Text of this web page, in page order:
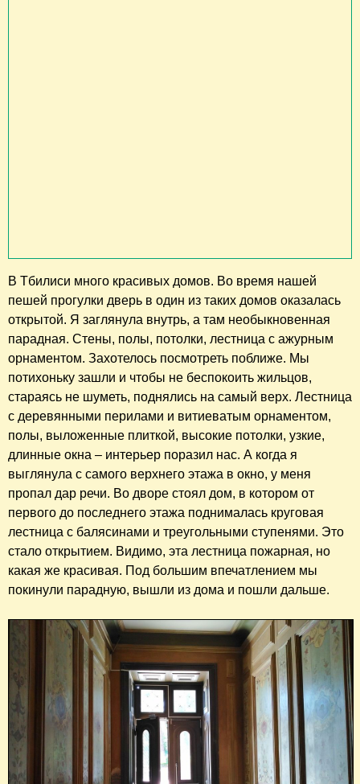
В Тбилиси много красивых домов. Во время нашей
пешей прогулки дверь в один из таких домов оказалась
открытой. Я заглянула внутрь, а там необыкновенная
парадная. Стены, полы, потолки, лестница с ажурным
орнаментом. Захотелось посмотреть поближе. Мы
потихоньку зашли и чтобы не беспокоить жильцов,
стараясь не шуметь, поднялись на самый верх. Лестница
с деревянными перилами и витиеватым орнаментом,
полы, выложенные плиткой, высокие потолки, узкие,
длинные окна – интерьер поразил нас. А когда я
выглянула с самого верхнего этажа в окно, у меня
пропал дар речи. Во дворе стоял дом, в котором от
первого до последнего этажа поднималась круговая
лестница с балясинами и треугольными ступенями. Это
стало открытием. Видимо, эта лестница пожарная, но
какая же красивая. Под большим впечатлением мы
покинули парадную, вышли из дома и пошли дальше.